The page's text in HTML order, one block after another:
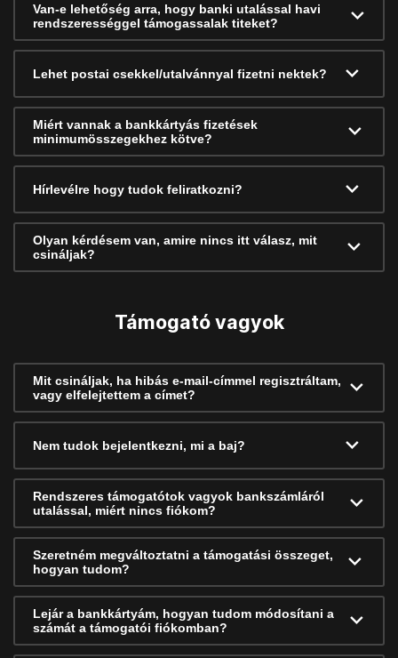
Van-e lehetőség arra, hogy banki utalással havi
rendszerességgel támogassalak titeket?
Lehet postai csekkel/utalvánnyal fizetni nektek?
Miért vannak a bankkártyás fizetések
minimumösszegekhez kötve?
Hírlevélre hogy tudok feliratkozni?
Olyan kérdésem van, amire nincs itt válasz, mit
csináljak?
Támogató vagyok
Mit csináljak, ha hibás e-mail-címmel regisztráltam,
vagy elfelejtettem a címet?
Nem tudok bejelentkezni, mi a baj?
Rendszeres támogatótok vagyok bankszámláról
utalással, miért nincs fiókom?
Szeretném megváltoztatni a támogatási összeget,
hogyan tudom?
Lejár a bankkártyám, hogyan tudom módosítani a
számát a támogatói fiókomban?